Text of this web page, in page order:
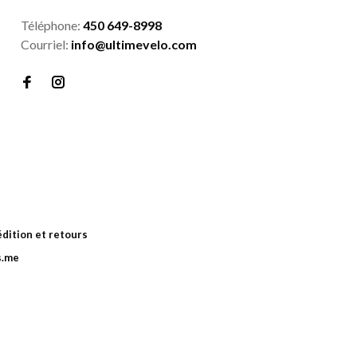
Téléphone: 450 649-8998
Courriel: info@ultimevelo.com
et retours